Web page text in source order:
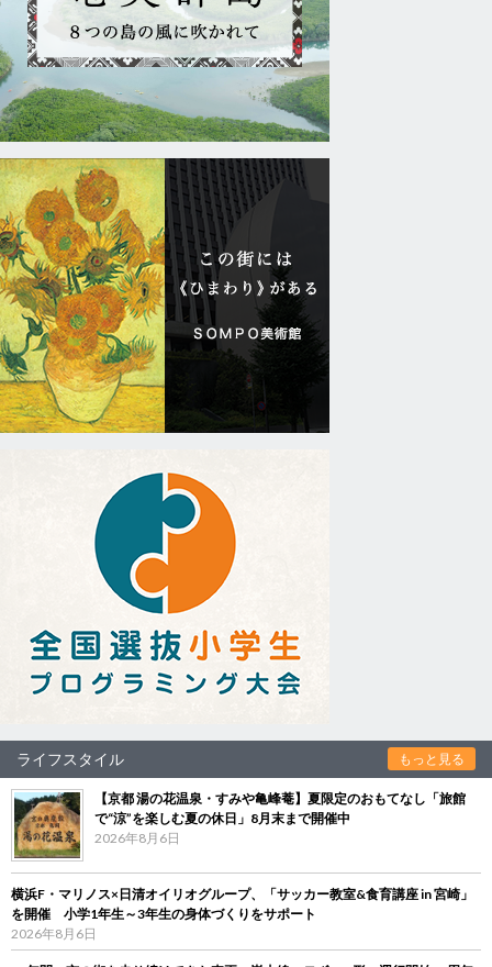
ライフスタイル もっと見る
【京都 湯の花温泉・すみや亀峰菴】夏限定のおもてなし「旅館
で“涼”を楽しむ夏の休日」8月末まで開催中
2026年8月6日
横浜F・マリノス×日清オイリオグループ、「サッカー教室&食育講座 in 宮崎」
を開催 小学1年生～3年生の身体づくりをサポート
2026年8月6日